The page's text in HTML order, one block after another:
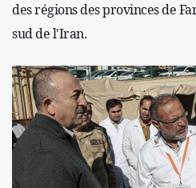
des régions des provinces de
sud de l'Iran.